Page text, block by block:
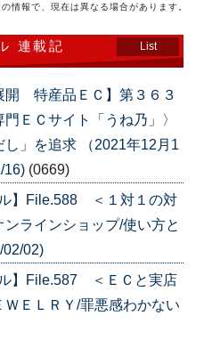
情報で、現在は異なる場合があります。
連載記
List
開 特産品ＥＣ】第３６３
ＥＣサイト「うね乃」〉
」を追求 （2021年12月1
16) (0669)
】File.588 ＜１対１の対
ラインショップ/使い方と
02/02)
】File.587 ＜ＥＣと実店
ＥＬＲＹ/罪悪感わかない